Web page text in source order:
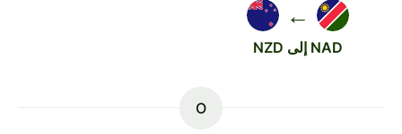
←
NAD إلى NZD
O